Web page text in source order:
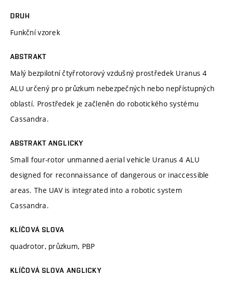
DRUH
Funkční vzorek
ABSTRAKT
Malý bezpilotní čtyřrotorový vzdušný prostředek Uranus 4
ALU určený pro průzkum nebezpečných nebo nepřístupných
oblastí. Prostředek je začleněn do robotického systému
Cassandra.
ABSTRAKT ANGLICKY
Small four-rotor unmanned aerial vehicle Uranus 4 ALU
designed for reconnaissance of dangerous or inaccessible
areas. The UAV is integrated into a robotic system
Cassandra.
KLÍČOVÁ SLOVA
quadrotor, průzkum, PBP
KLÍČOVÁ SLOVA ANGLICKY